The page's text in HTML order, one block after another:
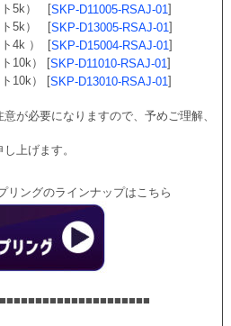
5k）   [SKP-D11005-RSAJ-01 ]
5k）   [SKP-D13005-RSAJ-01 ]
4k ）  [SKP-D15004-RSAJ-01 ]
10k） [SKP-D11010-RSAJ-01]
10k） [SKP-D13010-RSAJ-01]
が必要になりますので、予めご理解、
上げます。
リングのラインナップはこちら